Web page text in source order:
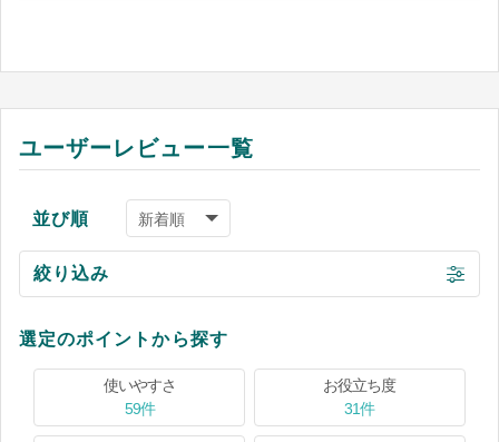
ユーザーレビュー一覧
並び順
絞り込み
選定のポイントから探す
使いやすさ
59件
お役立ち度
31件